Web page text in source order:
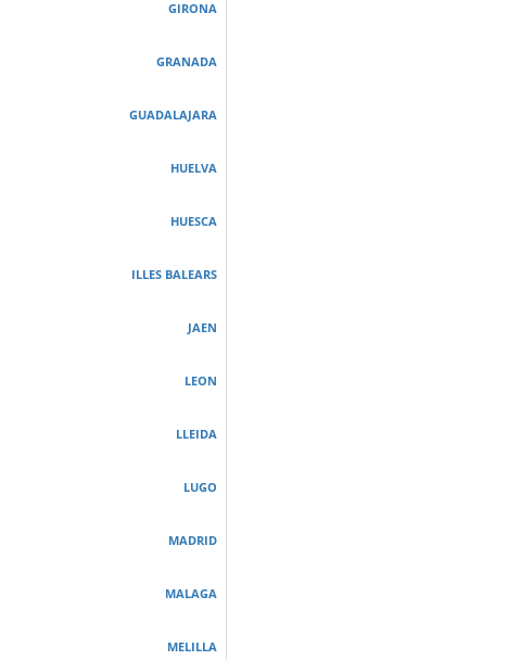
GIRONA
GRANADA
GUADALAJARA
HUELVA
HUESCA
ILLES BALEARS
JAEN
LEON
LLEIDA
LUGO
MADRID
MALAGA
MELILLA